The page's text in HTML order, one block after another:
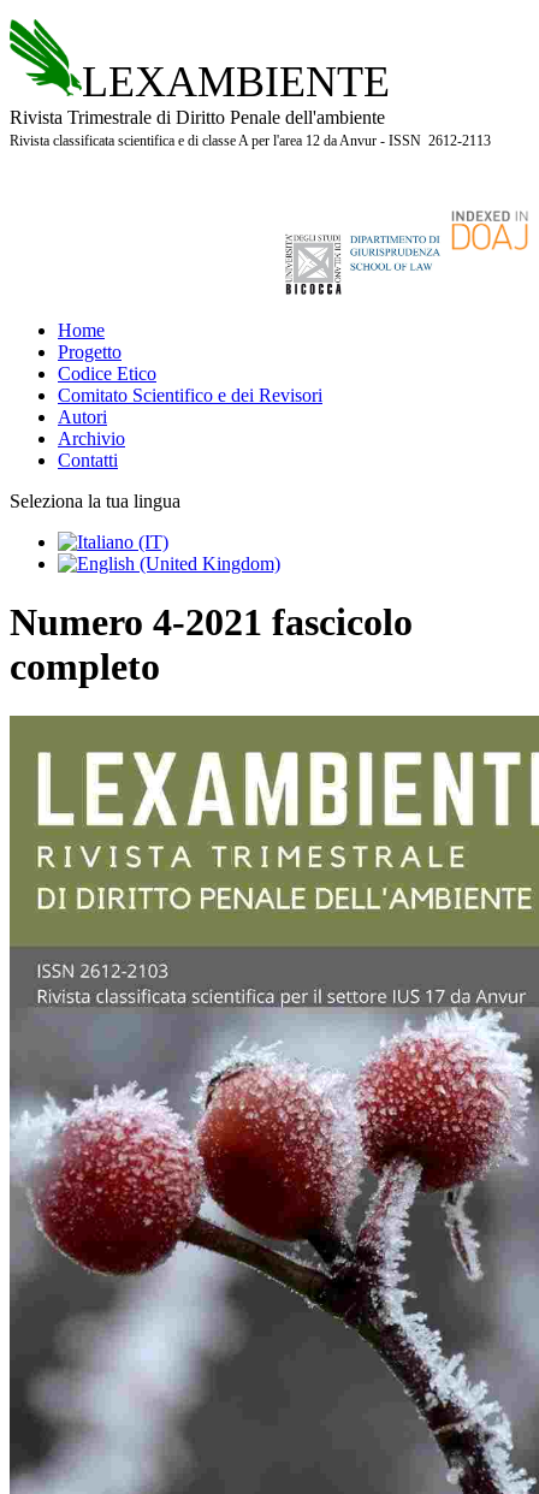
LEXAMBIENTE
Rivista Trimestrale di Diritto Penale dell'ambiente
Rivista classificata scientifica e di classe A per l'area 12 da Anvur - ISSN 2612-2113
Home
Progetto
Codice Etico
Comitato Scientifico e dei Revisori
Autori
Archivio
Contatti
Seleziona la tua lingua
Numero 4-2021 fascicolo
completo